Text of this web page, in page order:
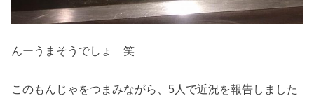
んーうまそうでしょ 笑
このもんじゃをつまみながら、5人で近況を報告しました